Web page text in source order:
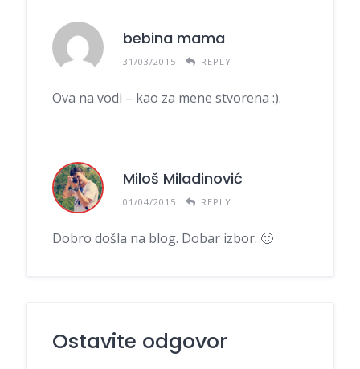
bebina mama
31/03/2015 REPLY
Ova na vodi – kao za mene stvorena :).
Miloš Miladinović
01/04/2015 REPLY
Dobro došla na blog. Dobar izbor. 🙂
Ostavite odgovor